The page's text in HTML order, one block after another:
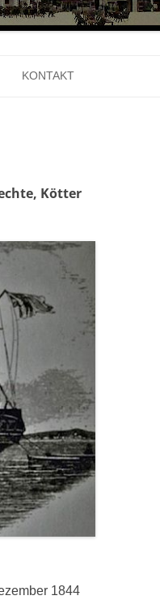
KONTAKT
DANK
Kötter
1844